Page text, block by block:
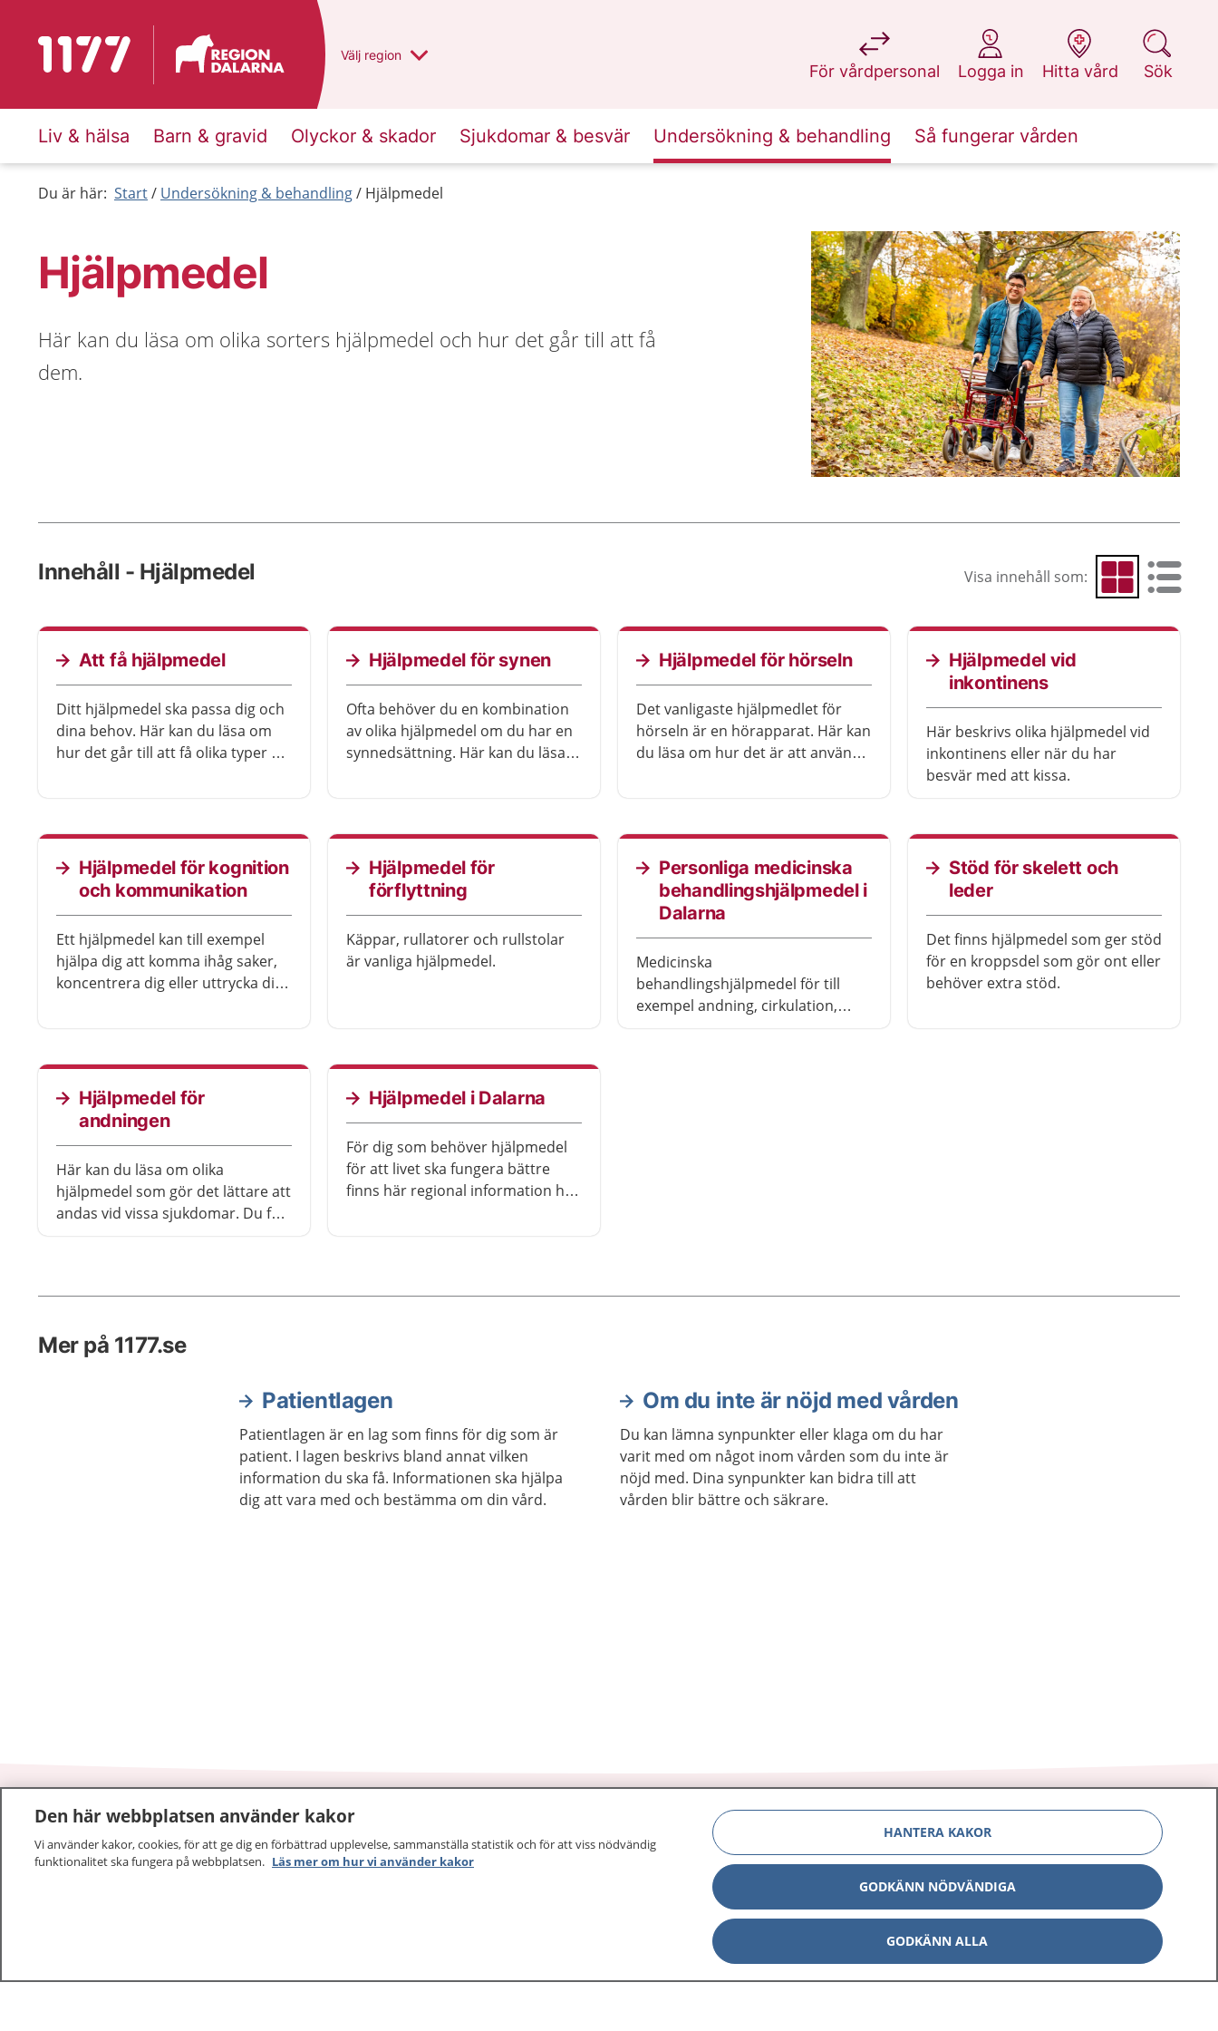
Till startsidan för 1177 Du har valt region
Välj en annan
region
För vårdpersonal
på 1177.se
Logga in
på 1177.se
Hitta vård
på 1177.se
Sök
på 1177.se
Liv & hälsa Barn & gravid Olyckor & skador Sjukdomar & besvär Undersökning & behandling Så fungerar vården
Du är här: Start Undersökning & behandling Hjälpmedel
Hjälpmedel
Här kan du läsa om olika sorters hjälpmedel och hur det går till att få
dem.
Innehåll - Hjälpmedel Visa innehåll som: Visa som rutnät
Visa som
Att få hjälpmedel
Ditt hjälpmedel ska passa dig och
dina behov. Här kan du läsa om
hur det går till att få olika typer av
Hjälpmedel för synen
Ofta behöver du en kombination
av olika hjälpmedel om du har en
synnedsättning. Här kan du läsa
Hjälpmedel för hörseln
Det vanligaste hjälpmedlet för
hörseln är en hörapparat. Här kan
du läsa om hur det är att använda
Hjälpmedel vid
inkontinens
Här beskrivs olika hjälpmedel vid
inkontinens eller när du har
besvär med att kissa.
Hjälpmedel för kognition
och kommunikation
Ett hjälpmedel kan till exempel
hjälpa dig att komma ihåg saker,
koncentrera dig eller uttrycka dig.
hörsel.
Hjälpmedel för
förflyttning
Käppar, rullatorer och rullstolar
är vanliga hjälpmedel.
Personliga medicinska
behandlingshjälpmedel i
Dalarna
Medicinska
behandlingshjälpmedel för till
exempel andning, cirkulation,
Stöd för skelett och
leder
Det finns hjälpmedel som ger stöd
för en kroppsdel som gör ont eller
behöver extra stöd.
Hjälpmedel för
andningen
Här kan du läsa om olika
hjälpmedel som gör det lättare att
andas vid vissa sjukdomar. Du får
Hjälpmedel i Dalarna
För dig som behöver hjälpmedel
för att livet ska fungera bättre
finns här regional information hur
Mer på 1177.se
Patientlagen
Patientlagen är en lag som finns för dig som är
patient. I lagen beskrivs bland annat vilken
information du ska få. Informationen ska hjälpa
dig att vara med och bestämma om din vård.
Om du inte är nöjd med vården
Du kan lämna synpunkter eller klaga om du har
varit med om något inom vården som du inte är
nöjd med. Dina synpunkter kan bidra till att
vården blir bättre och säkrare.
1177 –tryggt om din hälsa och vård
Other languages
Lättläst svenska
Om 1177
E-tjänster
Press
Digital tillgänglighet
Den här webbplatsen använder kakor
Vi använder kakor, cookies, för att ge dig en förbättrad upplevelse, sammanställa statistik och för att viss nödvändig
funktionalitet ska fungera på webbplatsen. Läs mer om hur vi använder kakor
HANTERA KAKOR
GODKÄNN NÖDVÄNDIGA
GODKÄNN ALLA